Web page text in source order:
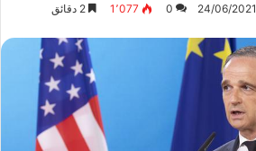
24/06/2021
0 1٬077